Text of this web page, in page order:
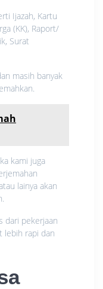
Ijazah, Kartu
(KK), Raport/
Surat
masih banyak
kami juga
lainya akan
dari pekerjaan
lebih rapi dan